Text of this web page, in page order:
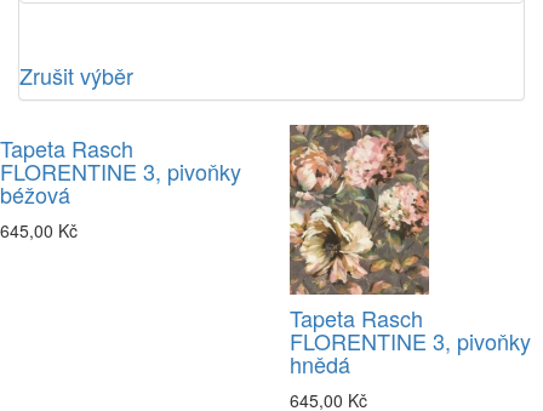
Zrušit výběr
Tapeta Rasch
FLORENTINE 3, pivoňky
béžová
645,00 Kč
Tapeta Rasch
FLORENTINE 3, pivoňky
hnědá
645,00 Kč